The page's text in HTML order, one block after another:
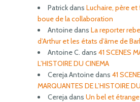
Patrickdans Luchaire, père et
boue de la collaboration
Antoinedans La reporter
d’Arthur et les états d’âme de
Antoine C. dans 41 SCENES
L’HISTOIRE DU CINEMA
Cereja Antoinedans 41
MARQUANTES DE L’HISTOIRE
Cerejadans Un bel et